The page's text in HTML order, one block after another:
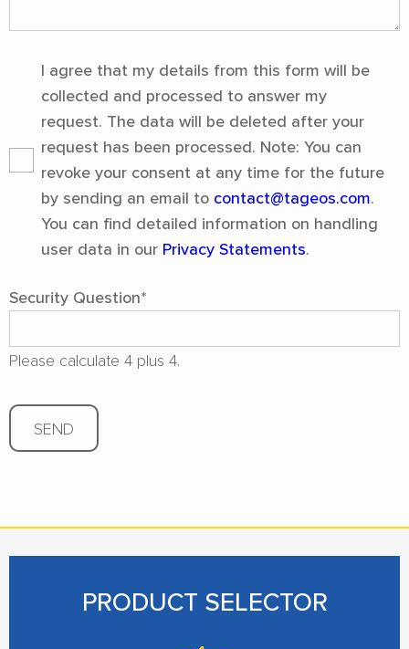
I agree that my details from this form will be
collected and processed to answer my
request. The data will be deleted after your
request has been processed. Note: You can
revoke your consent at any time for the future
by sending an email to contact@tageos.com.
You can find detailed information on handling
user data in our Privacy Statements.
Security Question*
Please calculate 4 plus 4.
SEND
PRODUCT SELECTOR